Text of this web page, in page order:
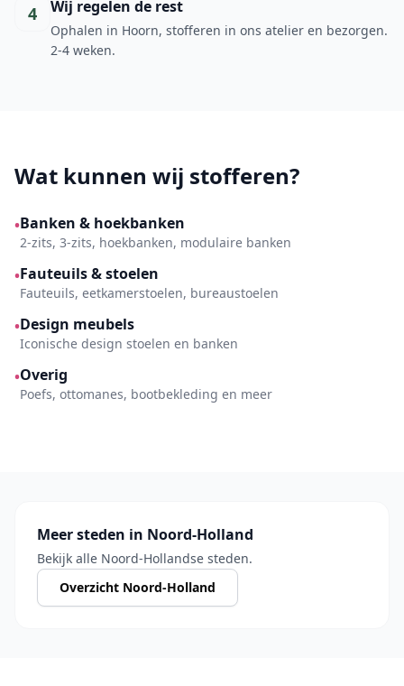
4 Wij regelen de rest
Ophalen in Hoorn, stofferen in ons atelier en bezorgen.
2-4 weken.
Wat kunnen wij stofferen?
•Banken & hoekbanken
2-zits, 3-zits, hoekbanken, modulaire banken
•Fauteuils & stoelen
Fauteuils, eetkamerstoelen, bureaustoelen
•Design meubels
Iconische design stoelen en banken
•Overig
Poefs, ottomanes, bootbekleding en meer
Meer steden in Noord-Holland
Bekijk alle Noord-Hollandse steden.
Overzicht Noord-Holland